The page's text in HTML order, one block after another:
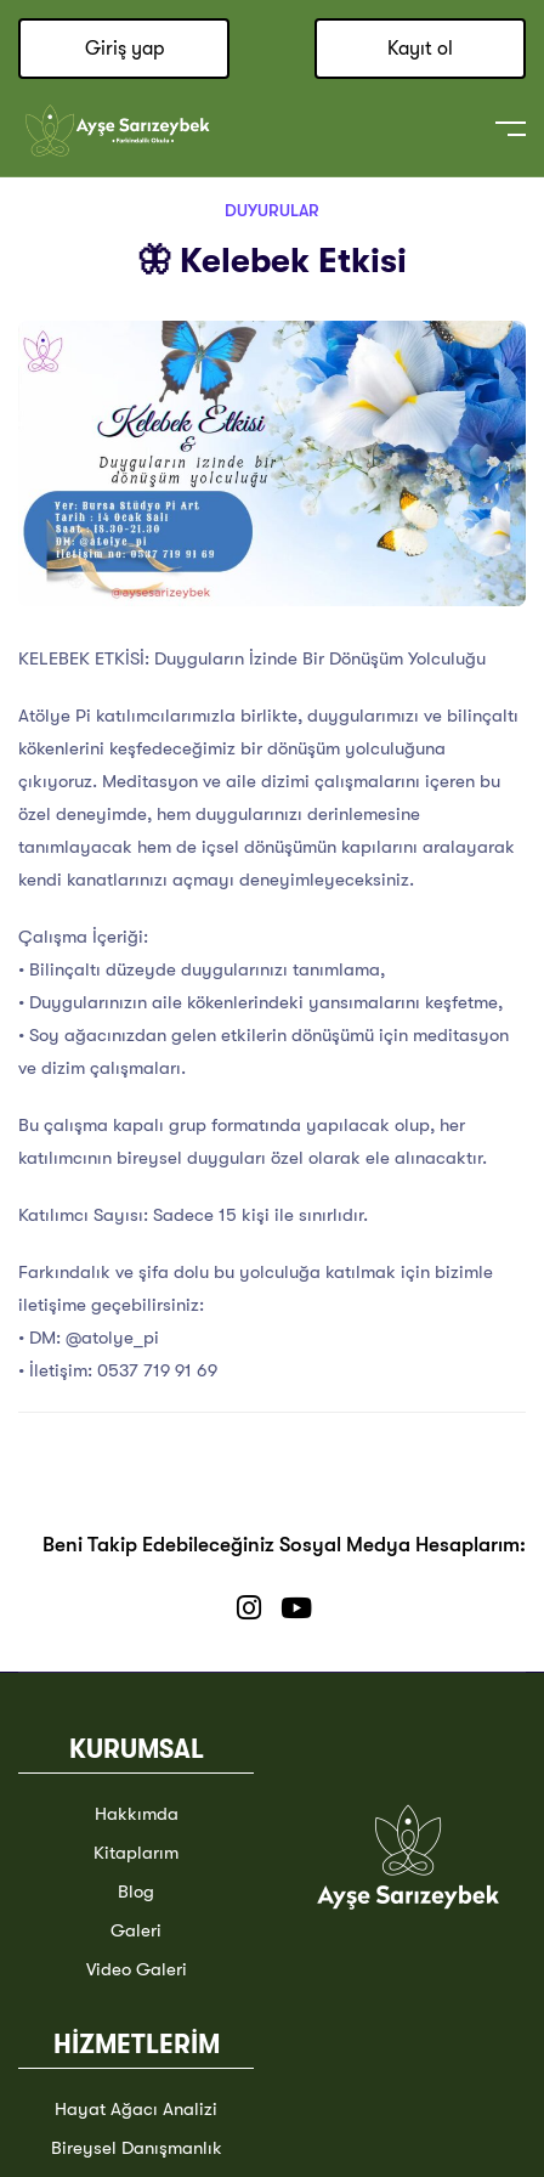
Giriş yap Kayıt ol
DUYURULAR
🦋 Kelebek Etkisi
KELEBEK ETKİSİ: Duyguların İzinde Bir Dönüşüm Yolculuğu
Atölye Pi katılımcılarımızla birlikte, duygularımızı ve bilinçaltı
kökenlerini keşfedeceğimiz bir dönüşüm yolculuğuna
çıkıyoruz. Meditasyon ve aile dizimi çalışmalarını içeren bu
özel deneyimde, hem duygularınızı derinlemesine
tanımlayacak hem de içsel dönüşümün kapılarını aralayarak
kendi kanatlarınızı açmayı deneyimleyeceksiniz.
Çalışma İçeriği:
• Bilinçaltı düzeyde duygularınızı tanımlama,
• Duygularınızın aile kökenlerindeki yansımalarını keşfetme,
• Soy ağacınızdan gelen etkilerin dönüşümü için meditasyon
ve dizim çalışmaları.
Bu çalışma kapalı grup formatında yapılacak olup, her
katılımcının bireysel duyguları özel olarak ele alınacaktır.
Katılımcı Sayısı: Sadece 15 kişi ile sınırlıdır.
Farkındalık ve şifa dolu bu yolculuğa katılmak için bizimle
iletişime geçebilirsiniz:
• DM: @atolye_pi
• İletişim: 0537 719 91 69
Beni Takip Edebileceğiniz Sosyal Medya Hesaplarım:
KURUMSAL
Hakkımda
Kitaplarım
Blog
Galeri
Video Galeri
HİZMETLERİM
Hayat Ağacı Analizi
Bireysel Danışmanlık